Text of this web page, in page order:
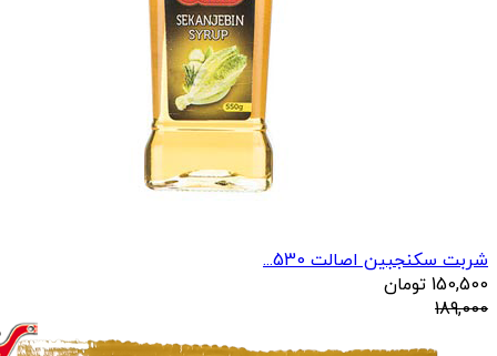
شربت سکنجبین اصالت 530...
150,500 تومان
189,000